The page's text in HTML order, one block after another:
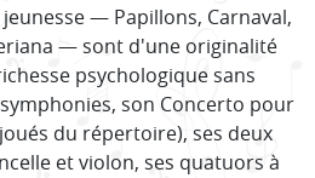
— Papillons, Carnaval,
— sont d'une originalité
psychologique sans
son Concerto pour
du répertoire), ses deux
et violon, ses quatuors à